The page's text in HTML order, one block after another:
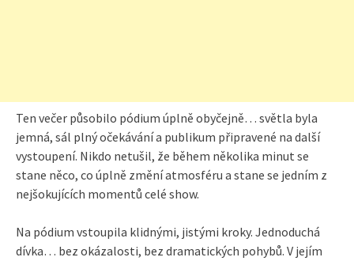
Ten večer působilo pódium úplně obyčejně… světla byla
jemná, sál plný očekávání a publikum připravené na další
vystoupení. Nikdo netušil, že během několika minut se
stane něco, co úplně změní atmosféru a stane se jedním z
nejšokujících momentů celé show.
Na pódium vstoupila klidnými, jistými kroky. Jednoduchá
dívka… bez okázalosti, bez dramatických pohybů. V jejím